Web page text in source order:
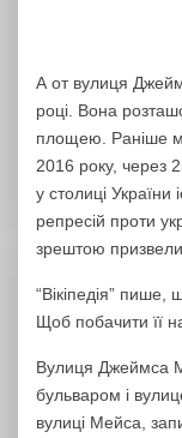
А от вулиця
році. Вона
площею. Раніше
2016 року, через
у столиці України
репресій проти
зрештою
“Вікіпедія” пише,
Щоб побачити її
Вулиця Джеймса
бульваром і
вулиці Мейса,